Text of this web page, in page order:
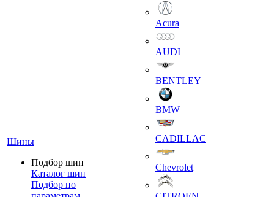
Шины
Подбор шин
Каталог шин
Подбор по
Acura
AUDI
BENTLEY
BMW
CADILLAC
Chevrolet